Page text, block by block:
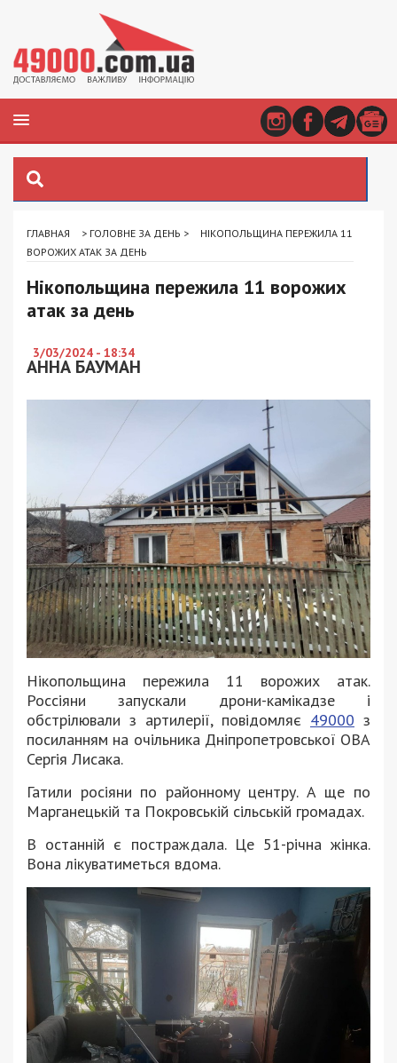
ГЛАВНАЯ > ГОЛОВНЕ ЗА ДЕНЬ >
НІКОПОЛЬЩИНА ПЕРЕЖИЛА 11
ВОРОЖИХ АТАК ЗА ДЕНЬ
Нікопольщина пережила 11 ворожих
атак за день
3/03/2024 - 18:34
АННА БАУМАН
Нікопольщина пережила 11 ворожих атак.
Россіяни запускали дрони-камікадзе і
обстрілювали з артилерії, повідомляє 49000 з
посиланням на очільника Дніпропетровської ОВА
Сергія Лисака.
Гатили росіяни по районному центру. А ще по
Марганецькій та Покровській сільській громадах.
В останній є постраждала. Це 51-річна жінка.
Вона лікуватиметься вдома.